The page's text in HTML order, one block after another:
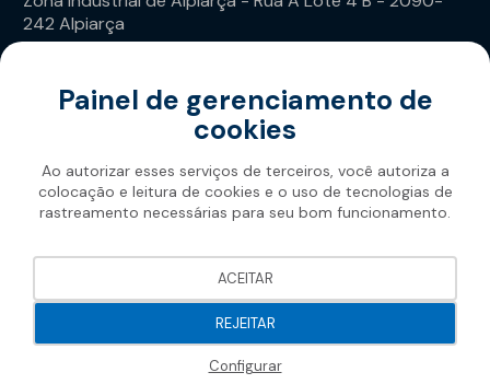
242 Alpiarça
Soprema 2026
Painel de gerenciamento de
cookies
Ao autorizar esses serviços de terceiros, você autoriza a
colocação e leitura de cookies e o uso de tecnologias de
rastreamento necessárias para seu bom funcionamento.
REJEITAR
Configurar
ACEITAR